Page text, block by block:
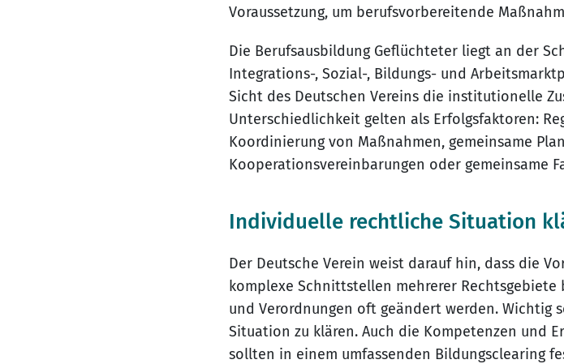
Voraussetzung, um berufsvorbereitende
Die Berufsausbildung Geflüchteter liegt an der
Integrations-, Sozial-, Bildungs- und
Sicht des Deutschen Vereins die institutionelle
Unterschiedlichkeit gelten als Erfolgsfaktoren:
Koordinierung von Maßnahmen, gemeinsame
Kooperationsvereinbarungen oder gemeinsame
Individuelle rechtliche Situation
Der Deutsche Verein weist darauf hin, dass die
komplexe Schnittstellen mehrerer
und Verordnungen oft geändert werden. Wichtig
Situation zu klären. Auch die Kompetenzen und
sollten in einem umfassenden Bildungsclearing